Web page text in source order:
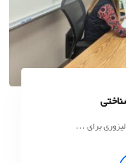
برای …